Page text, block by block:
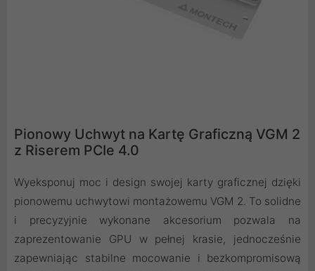
Pionowy Uchwyt na Kartę Graficzną VGM 2
z Riserem PCIe 4.0
Wyeksponuj moc i design swojej karty graficznej dzięki
pionowemu uchwytowi montażowemu VGM 2. To solidne
i precyzyjnie wykonane akcesorium pozwala na
zaprezentowanie GPU w pełnej krasie, jednocześnie
zapewniając stabilne mocowanie i bezkompromisową